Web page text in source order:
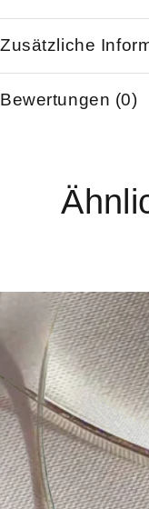
Zusätzliche
Bewertungen (0)